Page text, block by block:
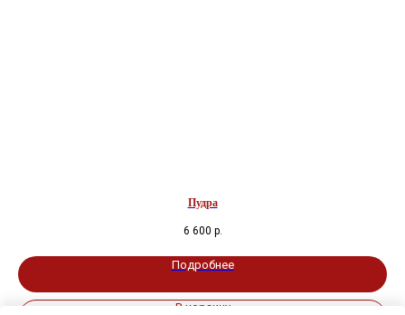
Пудра
6 600 р.
Подробнее
В корзину